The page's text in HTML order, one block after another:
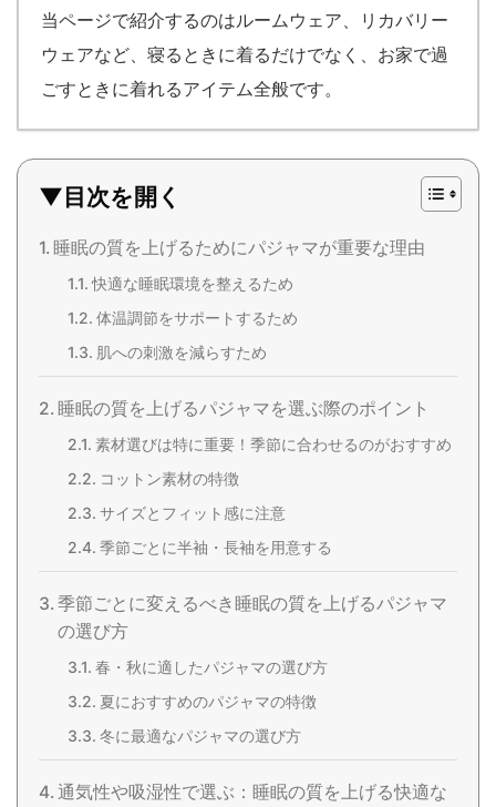
当ページで紹介するのはルームウェア、リカバリー
ウェアなど、寝るときに着るだけでなく、お家で過
ごすときに着れるアイテム全般です。
▼目次を開く
睡眠の質を上げるためにパジャマが重要な理由
快適な睡眠環境を整えるため
体温調節をサポートするため
肌への刺激を減らすため
睡眠の質を上げるパジャマを選ぶ際のポイント
素材選びは特に重要！季節に合わせるのがおすすめ
コットン素材の特徴
サイズとフィット感に注意
季節ごとに半袖・長袖を用意する
季節ごとに変えるべき睡眠の質を上げるパジャマ
の選び方
春・秋に適したパジャマの選び方
夏におすすめのパジャマの特徴
冬に最適なパジャマの選び方
通気性や吸湿性で選ぶ：睡眠の質を上げる快適な